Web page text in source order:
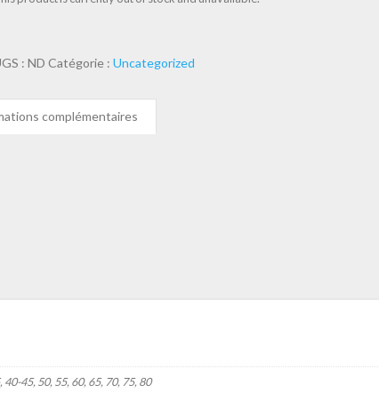
: ND Catégorie : Uncategorized
complémentaires
40-45, 50, 55, 60, 65, 70, 75, 80